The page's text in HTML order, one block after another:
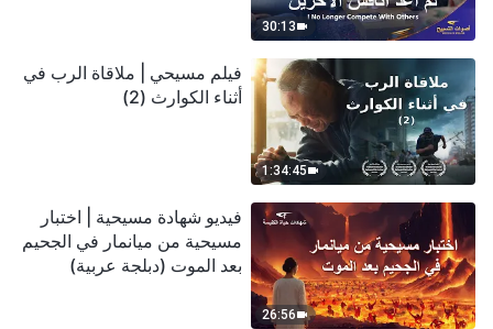
30:13
1:34:45
فيلم مسيحي | ملاقاة الرب في
أثناء الكوارث (2)
26:56
فيديو شهادة مسيحية | اختبار
مسيحية من ميانمار في الجحيم
بعد الموت (دبلجة عربية)